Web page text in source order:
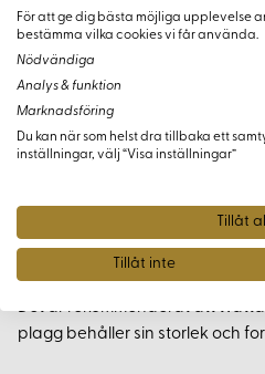
Specifikationer
Material:
Bredd:Cirka 155 cm
Vikt:Cirka 240 g/m²
Tvättråd och
Det är rekommenderat att
plagg behåller sin storlek och
För att ge dig bästa möjliga upplevelse
bestämma vilka cookies vi får använda.
Nödvändiga
Analys & funktion
Marknadsföring
Du kan när som helst dra tillbaka ett
inställningar, välj “Visa inställningar”
Tillåt
Tillåt inte